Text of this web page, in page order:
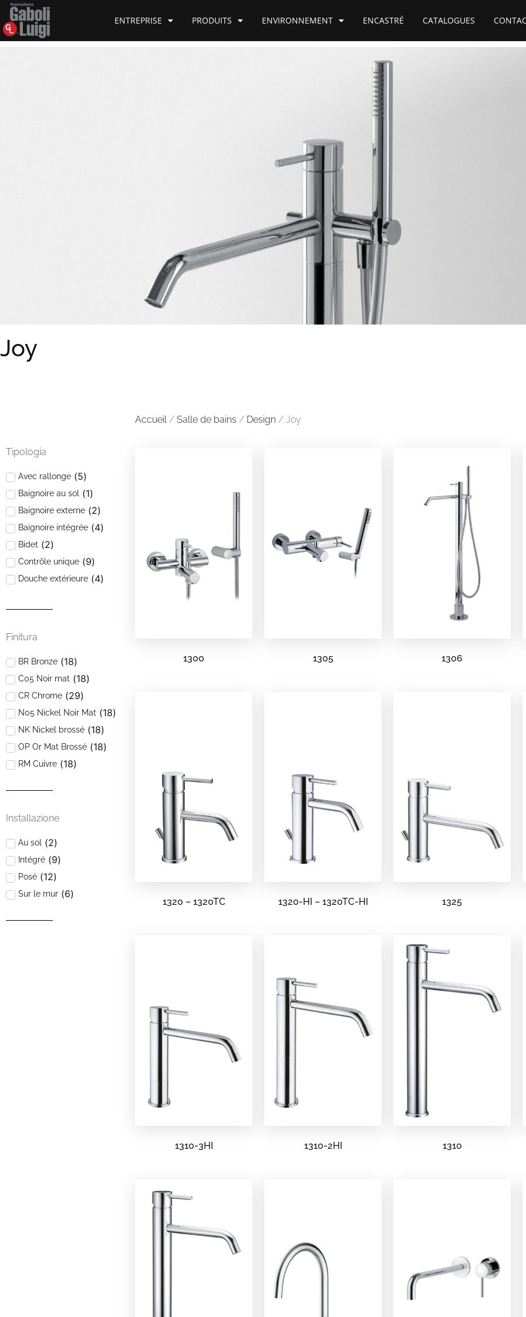
ENTREPRISE PRODUITS ENVIRONNEMENT ENCASTRÉ CATALOGUES
Joy
Tipologia
Avec rallonge (5)
Baignoire au sol (1)
Baignoire externe (2)
Baignoire intégrée (4)
Bidet (2)
Contrôle unique (9)
Douche extérieure (4)
Inverseur automatique
céramique
plan
Lavabo intégré (1)
Mitigeur de lavabo sur
colonne
Finitura
BR Bronze (18)
C05 Noir mat (18)
CR Chrome (29)
N05 Nickel Noir Mat (18)
NK Nickel brossé (18)
OP Or Mat Brossé (18)
RM Cuivre (18)
Installazione
Au sol (2)
Intégré (9)
Posé (12)
Sur le mur (6)
Accueil / Salle de bains / Design / Joy
1300 1305 1306
1320 – 1320TC 1320-HI – 1320TC-HI 1325
1310-3HI 1310-2HI 1310